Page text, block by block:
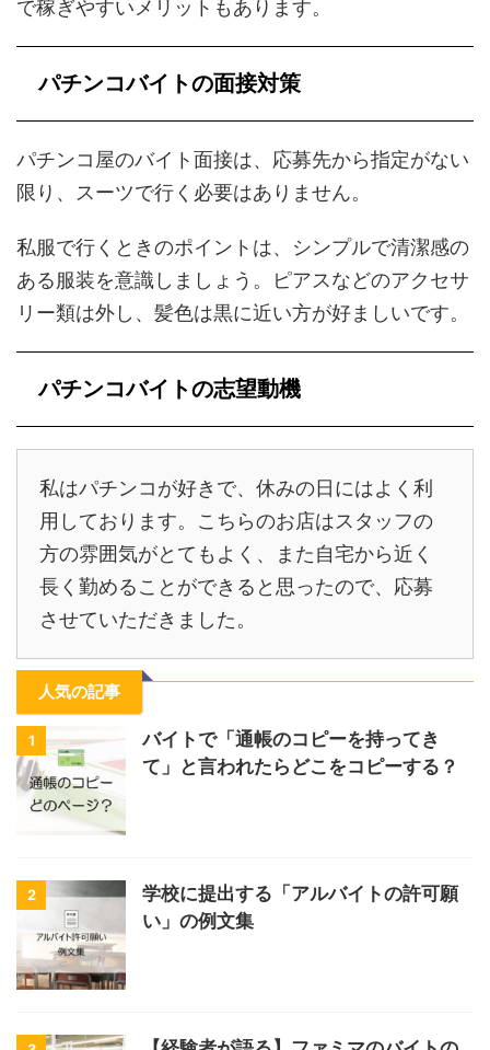
で稼ぎやすいメリットもあります。
パチンコバイトの面接対策
パチンコ屋のバイト面接は、応募先から指定がない
限り、スーツで行く必要はありません。
私服で行くときのポイントは、シンプルで清潔感の
ある服装を意識しましょう。ピアスなどのアクセサ
リー類は外し、髪色は黒に近い方が好ましいです。
パチンコバイトの志望動機
私はパチンコが好きで、休みの日にはよく利
用しております。こちらのお店はスタッフの
方の雰囲気がとてもよく、また自宅から近く
長く勤めることができると思ったので、応募
させていただきました。
人気の記事
1
バイトで「通帳のコピーを持ってき
て」と言われたらどこをコピーする？
2
学校に提出する「アルバイトの許可願
い」の例文集